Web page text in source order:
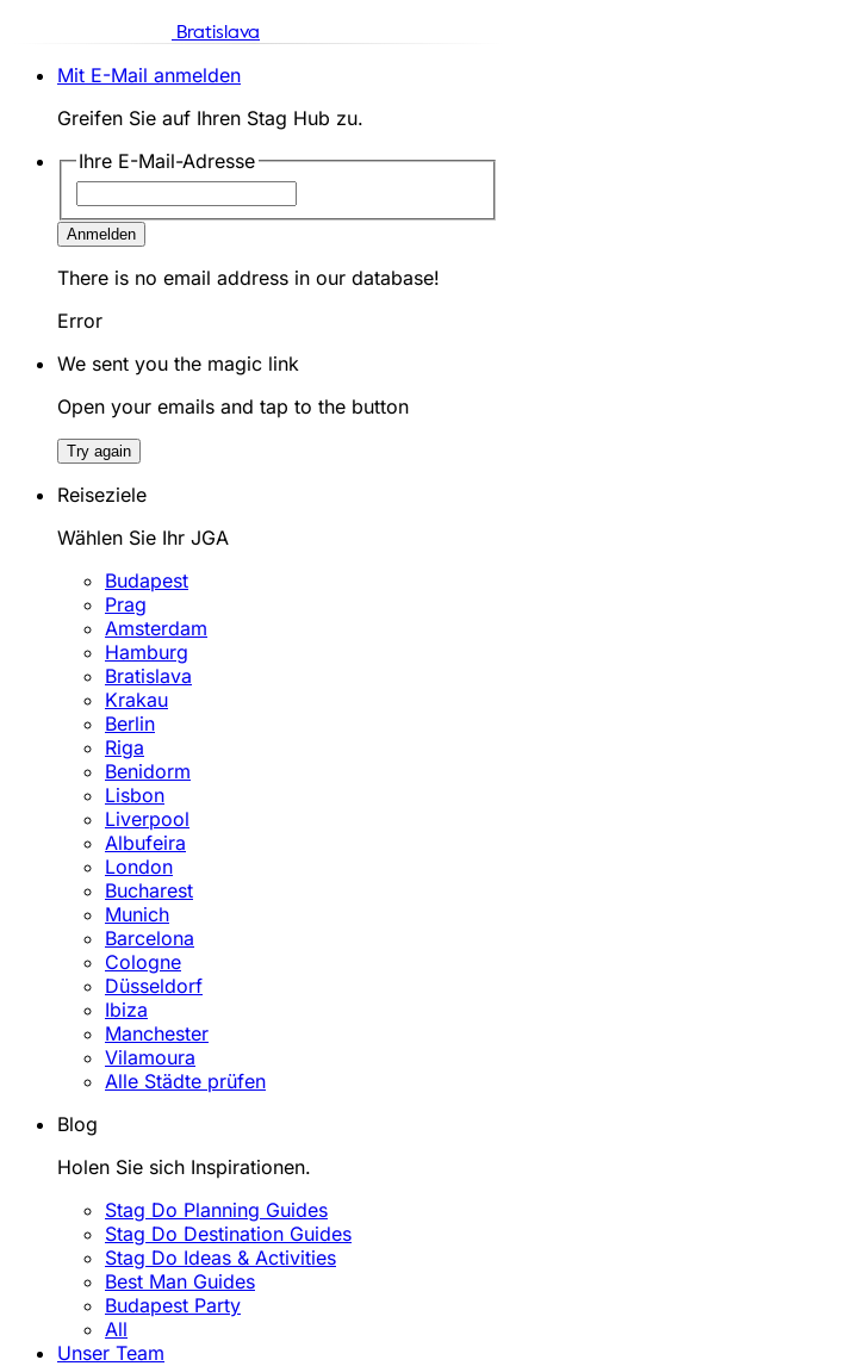
Bratislava
Mit E-Mail anmelden
Greifen Sie auf Ihren Stag Hub zu.
Ihre E-Mail-Adresse
Anmelden
There is no email address in our database!
Error
We sent you the magic link
Open your emails and tap to the button
Try again
Reiseziele
Wählen Sie Ihr JGA
Budapest
Prag
Amsterdam
Hamburg
Bratislava
Krakau
Berlin
Riga
Benidorm
Lisbon
Liverpool
Albufeira
London
Bucharest
Munich
Barcelona
Cologne
Düsseldorf
Ibiza
Manchester
Vilamoura
Alle Städte prüfen
Blog
Holen Sie sich Inspirationen.
Stag Do Planning Guides
Stag Do Destination Guides
Stag Do Ideas & Activities
Best Man Guides
Budapest Party
All
Unser Team